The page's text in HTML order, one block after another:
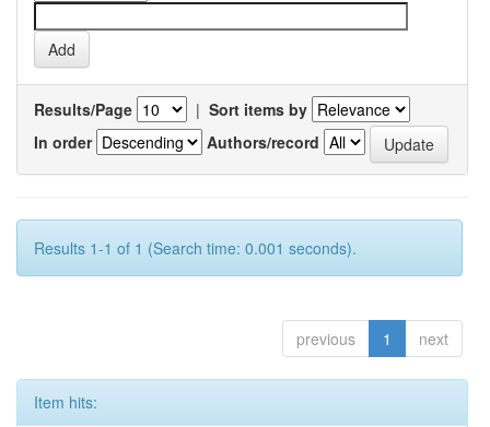
Results/Page | Sort items by
In order
Authors/record
Results 1-1 of 1 (Search time: 0.001 seconds).
previous 1 next
Item hits: